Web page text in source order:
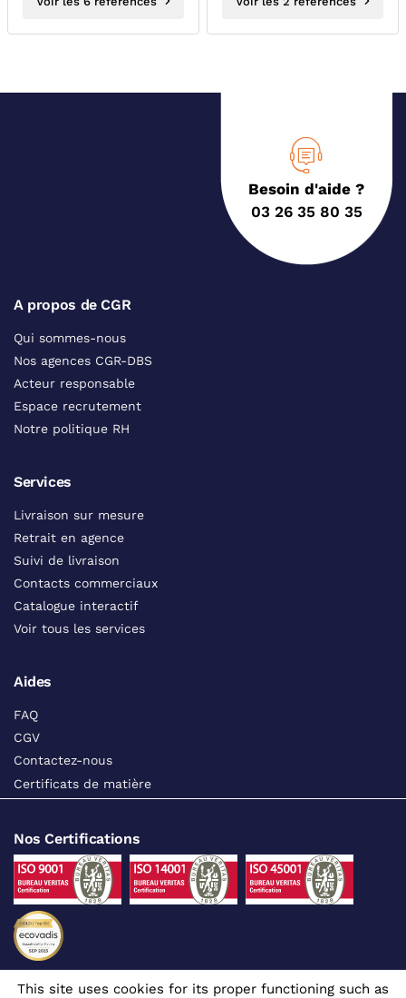
Besoin d'aide ?
03 26 35 80 35
A propos de CGR
Qui sommes-nous
Nos agences CGR-DBS
Acteur responsable
Espace recrutement
Notre politique RH
Services
Livraison sur mesure
Retrait en agence
Suivi de livraison
Contacts commerciaux
Catalogue interactif
Voir tous les services
Aides
FAQ
CGV
Contactez-nous
Certificats de matière
Nos Certifications
This site uses cookies for its proper functioning such as